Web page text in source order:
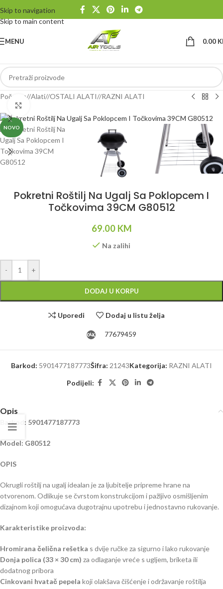
Skip to navigation
Skip to main content
MENU 0.00
Početna/ Alati/ OSTALI ALATI/ RAZNI ALATI
NOVO
Pokretni Roštilj Na Ugalj Sa Poklopcem I
Točkovima 39CM G80512
69.00 KM
Na zalihi
- +
DODAJ U KORPU
Uporedi Dodaj u listu želja
77679459
Barkod: 5901477187773Šifra: 21243Kategorija: RAZNI ALATI
Podijeli:
Opis
Barkod: 5901477187773
Model: G80512
OPIS
Okrugli roštilj na ugalj idealan je za ljubitelje pripreme hrane na
otvorenom. Odlikuje se čvrstom konstrukcijom i pažljivo osmišljenim
dizajnom koji omogućava dugotrajnu upotrebu i jednostavno rukovanje.
Karakteristike proizvoda:
Hromirana čelična rešetka s dvije ručke za sigurno i lako rukovanje
Donja polica (33 × 30 cm) za odlaganje vreće s ugljem, briketa ili
dodatnog pribora
Cinkovani hvatač pepela koji olakšava čišćenje i održavanje roštilja